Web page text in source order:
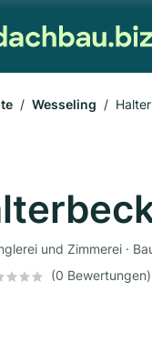
Wesseling
und Zimmerei ·
(0 Bewertungen)